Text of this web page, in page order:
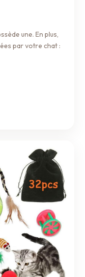
une. En plus,
par votre chat :